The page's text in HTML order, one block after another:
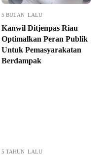
5 BULAN LALU
Kanwil Ditjenpas Riau
Optimalkan Peran Publik
Untuk Pemasyarakatan
Berdampak
5 TAHUN LALU